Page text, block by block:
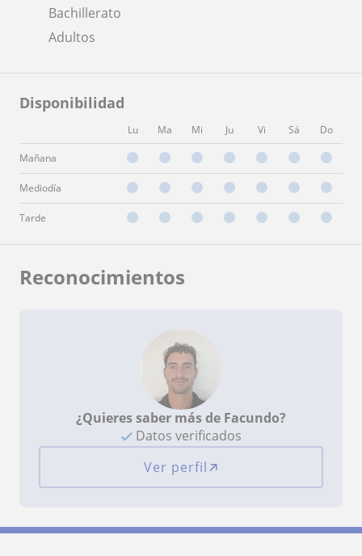
Bachillerato
Adultos
Disponibilidad
Lu Ma Mi Ju Vi Sá Do
Mañana
Mediodía
Tarde
Reconocimientos
¿Quieres saber más de Facundo?
Datos verificados
Ver perfil